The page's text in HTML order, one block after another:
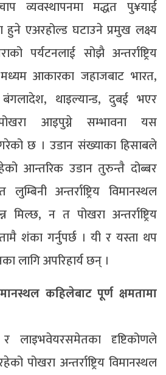
व्यवस्थापनमा मद्धत पु¥याई
एअरहोल्ड घटाउने प्रमुख लक्ष्य
पर्यटनलाई सोझै अन्तर्राष्ट्रिय
आकारका जहाजबाट भारत,
बंगलादेश, थाइल्यान्ड, दुबई भएर
आइपुग्ने सम्भावना यस
छ । उडान संख्याका हिसाबले
आन्तरिक उडान तुरुन्तै दोब्बर
अन्तर्राष्ट्रिय विमानस्थल
न त पोखरा अन्तर्राष्ट्रिय
शंका गर्नुपर्छ । यी र यस्ता थप
लागि अपरिहार्य छन् ।
कहिलेबाट पूर्ण क्षमतामा
लाइभवेयरसमेतका दृष्टिकोणले
पोखरा अन्तर्राष्ट्रिय विमानस्थल